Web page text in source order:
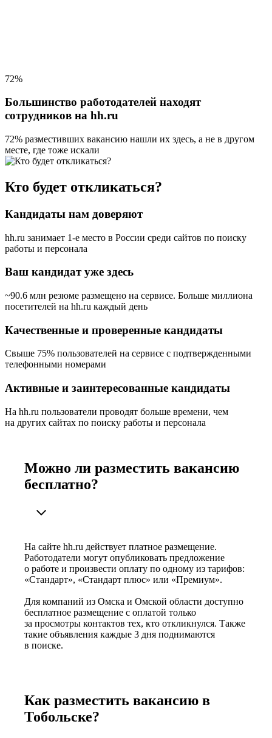
72%
Большинство работодателей находят
сотрудников на hh.ru
72% разместивших вакансию нашли их здесь, а не в другом
месте, где тоже искали
Кто будет откликаться?
Кандидаты нам доверяют
hh.ru занимает 1-е место в России среди сайтов по поиску
работы и персонала
Ваш кандидат уже здесь
~90.6 млн резюме размещено на сервисе. Больше миллиона
посетителей на hh.ru каждый день
Качественные и проверенные кандидаты
Свыше 75% пользователей на сервисе с подтвержденными
телефонными номерами
Активные и заинтересованные кандидаты
На hh.ru пользователи проводят больше времени, чем
на других сайтах по поиску работы и персонала
Можно ли разместить вакансию
бесплатно?
На сайте hh.ru действует платное размещение.
Работодатели могут опубликовать предложение
о работе и произвести оплату по одному из тарифов:
«Стандарт», «Стандарт плюс» или «Премиум».
Для компаний из Омска и Омской области доступно
бесплатное размещение с оплатой только
за просмотры контактов тех, кто откликнулся. Также
такие объявления каждые 3 дня поднимаются
в поиске.
Как разместить вакансию в
Тобольске?